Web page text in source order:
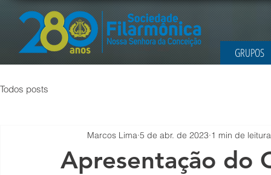
GRUPOS
Todos posts
Apresentação do
Marcos Lima 5 de abr. de 2023 1 min de leitura